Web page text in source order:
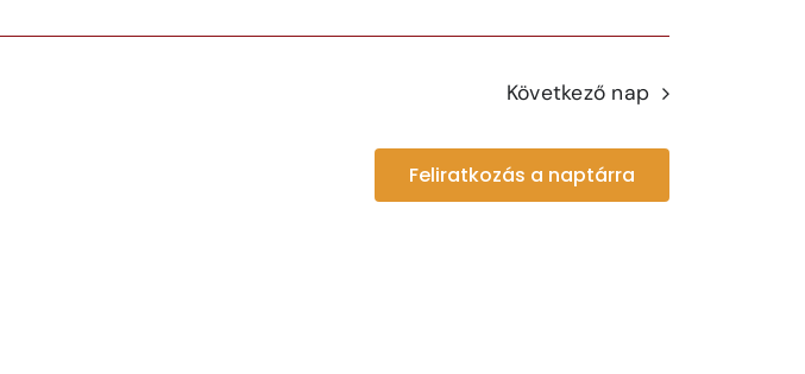
Következő nap
Feliratkozás a naptárra